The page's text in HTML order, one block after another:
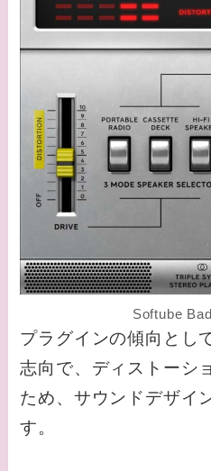
Softube
プラグインの傾向とし
志向で、ディストーシ
ため、サウンドデザイ
す。